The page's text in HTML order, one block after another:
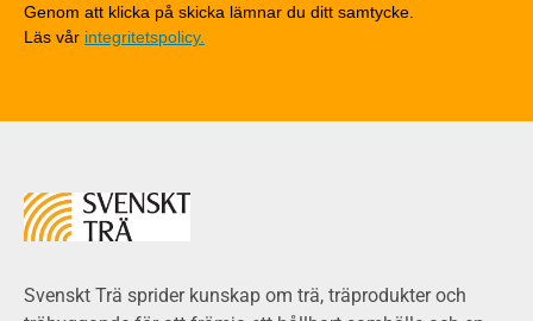
Tekniska byten med sprinkler
Riskvärdering i flervåningsbostadshus
Miljöeffekter
LCA
Miljödeklarationer och märkning
Genom att klicka på skicka lämnar du ditt samtycke.
Läs vår integritetspolicy.
Svenskt Trä sprider kunskap om trä, träprodukter och